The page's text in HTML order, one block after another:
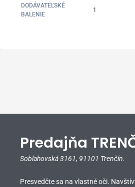
DODÁVATEĽSKÉ
BALENIE
1
Predajňa
Soblahovská 3161, 91101 Trenčín.
Presvedčte sa na vlastné oči.